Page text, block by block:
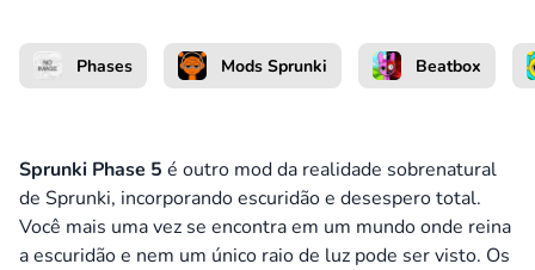
Phases Mods Sprunki Beatbox
Sprunki Phase 5 é outro mod da realidade sobrenatural
de Sprunki, incorporando escuridão e desespero total.
Você mais uma vez se encontra em um mundo onde reina
a escuridão e nem um único raio de luz pode ser visto. Os